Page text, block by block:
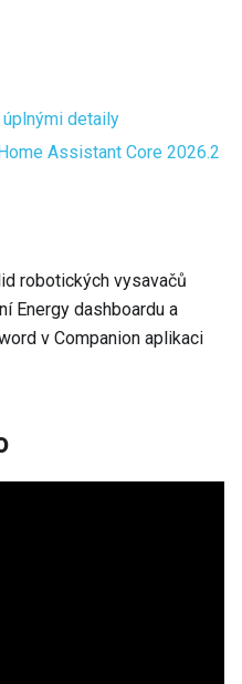
detaily
Assistant Core 2026.2
robotických vysavačů
Energy dashboardu a
v Companion aplikaci